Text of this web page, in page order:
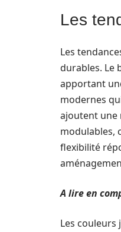
Les
Les
durables. Le
apportant
modernes
ajoutent une
modulables,
flexibilité
A lire en
Les